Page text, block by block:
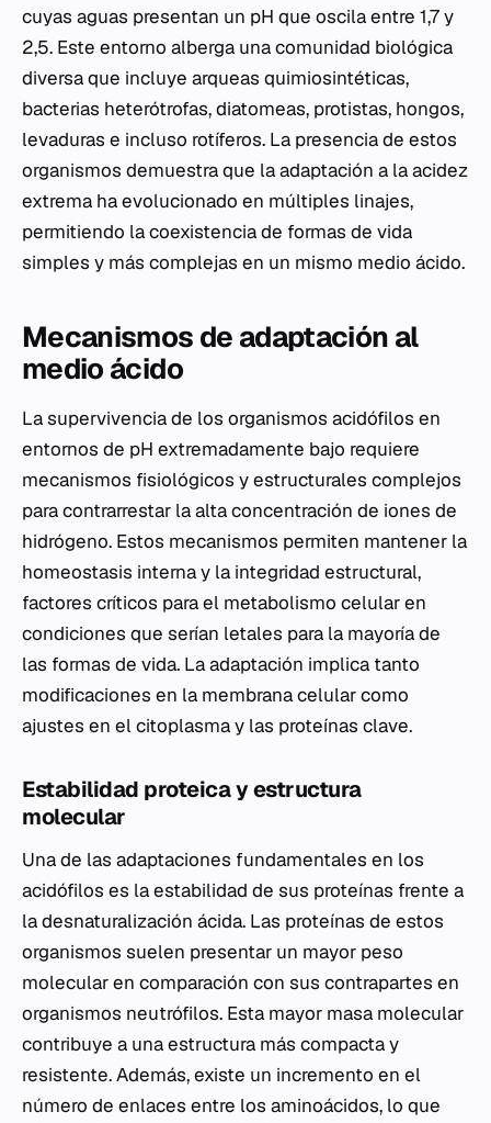
cuyas aguas presentan un pH que oscila entre 1,7 y
2,5. Este entorno alberga una comunidad biológica
diversa que incluye arqueas quimiosintéticas,
bacterias heterótrofas, diatomeas, protistas, hongos,
levaduras e incluso rotíferos. La presencia de estos
organismos demuestra que la adaptación a la acidez
extrema ha evolucionado en múltiples linajes,
permitiendo la coexistencia de formas de vida
simples y más complejas en un mismo medio ácido.
Mecanismos de adaptación al
medio ácido
La supervivencia de los organismos acidófilos en
entornos de pH extremadamente bajo requiere
mecanismos fisiológicos y estructurales complejos
para contrarrestar la alta concentración de iones de
hidrógeno. Estos mecanismos permiten mantener la
homeostasis interna y la integridad estructural,
factores críticos para el metabolismo celular en
condiciones que serían letales para la mayoría de
las formas de vida. La adaptación implica tanto
modificaciones en la membrana celular como
ajustes en el citoplasma y las proteínas clave.
Estabilidad proteica y estructura
molecular
Una de las adaptaciones fundamentales en los
acidófilos es la estabilidad de sus proteínas frente a
la desnaturalización ácida. Las proteínas de estos
organismos suelen presentar un mayor peso
molecular en comparación con sus contrapartes en
organismos neutrófilos. Esta mayor masa molecular
contribuye a una estructura más compacta y
resistente. Además, existe un incremento en el
número de enlaces entre los aminoácidos, lo que